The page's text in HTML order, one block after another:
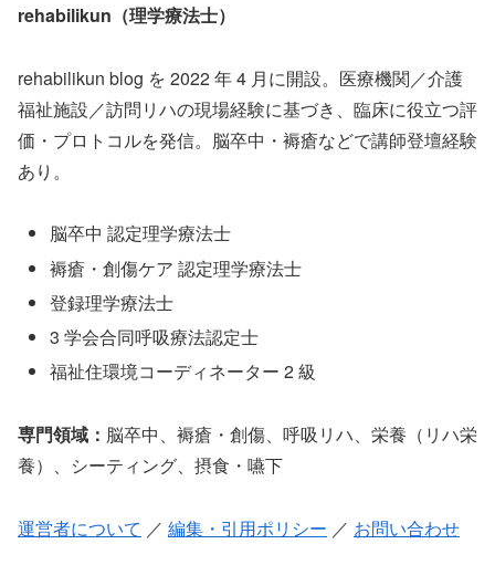
rehabilikun（理学療法士）
rehabilikun blog を 2022 年 4 月に開設。医療機関／介護
福祉施設／訪問リハの現場経験に基づき、臨床に役立つ評
価・プロトコルを発信。脳卒中・褥瘡などで講師登壇経験
あり。
脳卒中 認定理学療法士
褥瘡・創傷ケア 認定理学療法士
登録理学療法士
3 学会合同呼吸療法認定士
福祉住環境コーディネーター 2 級
専門領域： 脳卒中、褥瘡・創傷、呼吸リハ、栄養（リハ栄
養）、シーティング、摂食・嚥下
運営者について ／ 編集・引用ポリシー ／ お問い合わせ